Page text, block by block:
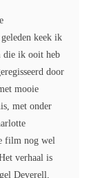
keek ik
die ik ooit heb
door
mooie
met onder
film nog wel
verhaal is
Deverell,